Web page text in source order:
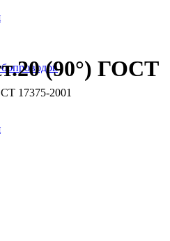
17375-2001
(90°) ГОСТ